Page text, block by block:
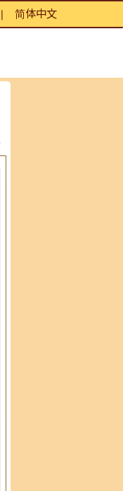
❘ 简体中文